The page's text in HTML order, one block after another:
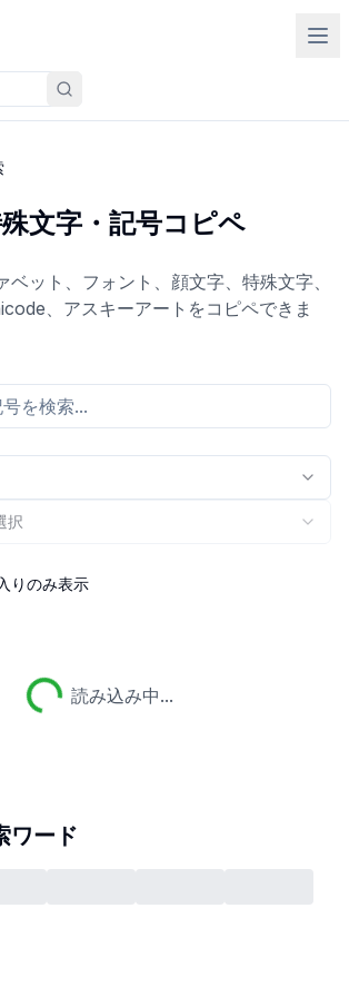
文字・記号コピペ
ベット、フォント、顔文字、特殊文字、
、アスキーアートをコピペできま
択
りのみ表示
読み込み中...
ワード